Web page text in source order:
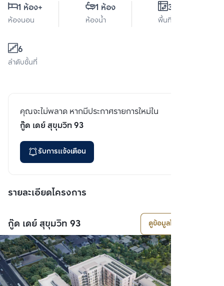
1 ห้อง+
ห้องนอน
1 ห้อง
ห้องน้ำ
35 ตร.ม.
พื้นที่ใช้สอย
6
ลำดับชั้นที่
คุณจะไม่พลาด หากมีประกาศรายการใหม่ใน
กู๊ด เดย์ สุขุมวิท 93
รับการแจ้งเตือน
รายละเอียดโครงการ
กู๊ด เดย์ สุขุมวิท 93 ดูข้อมูลโครงการ